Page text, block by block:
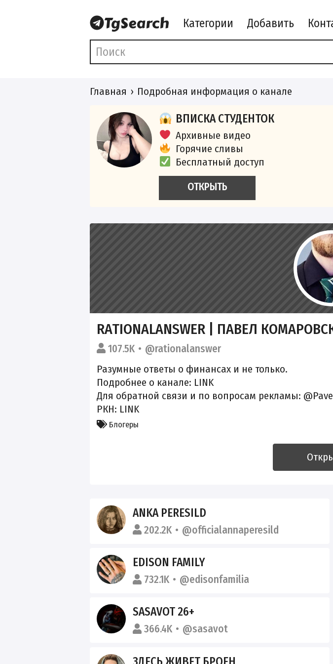
Категории Добавить
Главная Подробная информация о канале
ВПИСКА СТУДЕНТОК
Архивные видео
Горячие сливы
Бесплатный доступ
ОТКРЫТЬ
RATIONALANSWER | ПАВЕЛ
107.5K
@rationalanswer
Разумные ответы о финансах и не только.
Подробнее о канале: LINK
Для обратной связи и по вопросам рекламы:
РКН: LINK
Блогеры
ANKA PERESILD
202.2K @officialannaperesild
EDISON FAMILY
732.1K @edisonfamilia
SASAVOT 26+
366.4K @sasavot